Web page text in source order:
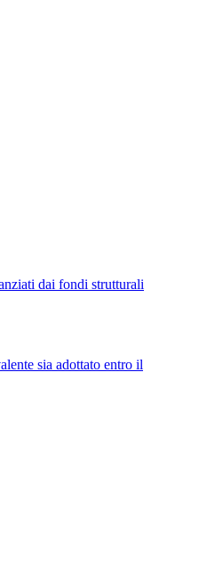
dai fondi strutturali
sia adottato entro il